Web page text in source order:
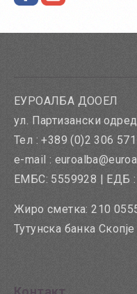
ЕУРОАЛБА ДООЕЛ
ул. Партизански
Тел : +389 (0)2 306
e-mail :
ЕМБС: 5559928 | ЕДБ :
Жиро сметка: 210
Тутунска банка Скопје